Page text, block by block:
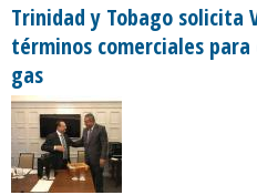
Trinidad y Tobago solicita
términos comerciales
gas